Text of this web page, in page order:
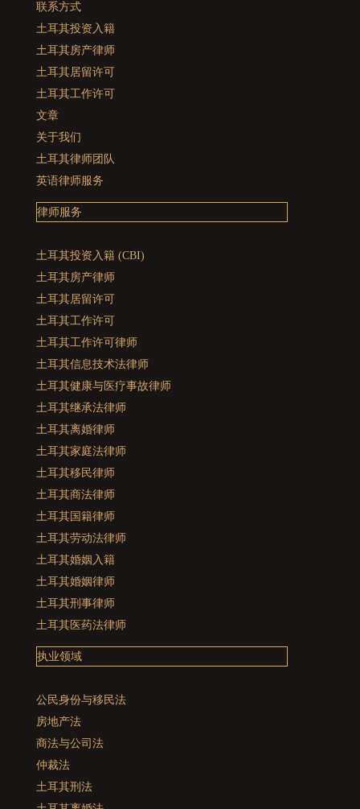
联系方式
土耳其投资入籍
土耳其房产律师
土耳其居留许可
土耳其工作许可
文章
关于我们
土耳其律师团队
英语律师服务
律师服务
土耳其投资入籍 (CBI)
土耳其房产律师
土耳其居留许可
土耳其工作许可
土耳其工作许可律师
土耳其信息技术法律师
土耳其健康与医疗事故律师
土耳其继承法律师
土耳其离婚律师
土耳其家庭法律师
土耳其移民律师
土耳其商法律师
土耳其国籍律师
土耳其劳动法律师
土耳其婚姻入籍
土耳其婚姻律师
土耳其刑事律师
土耳其医药法律师
执业领域
公民身份与移民法
房地产法
商法与公司法
仲裁法
土耳其刑法